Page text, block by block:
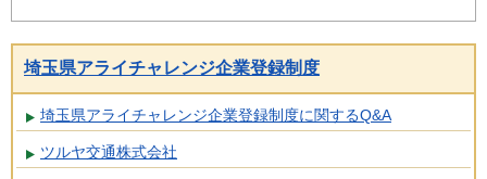
埼玉県アライチャレンジ企業登録制度
埼玉県アライチャレンジ企業登録制度に関するQ&A
ツルヤ交通株式会社